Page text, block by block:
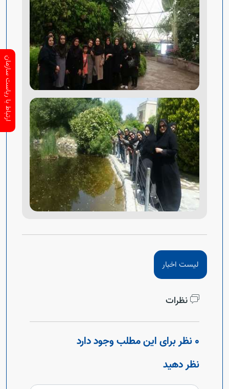
لیست اخبار
نظرات
0 نظر برای این مطلب وجود دارد
نظر دهید
ارتباط با ریاست سازمان